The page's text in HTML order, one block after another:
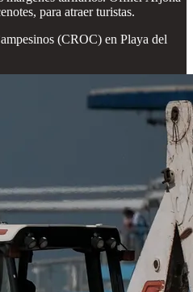
para atraer turistas.
(CROC) en Playa del